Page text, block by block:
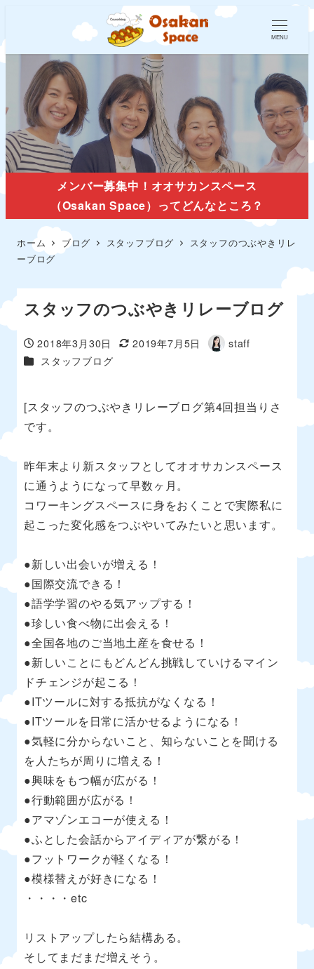
MENU
スタッフブログ
メンバー募集中！オオサカンスペース
（Osakan Space）ってどんなところ？
ホーム ブログ スタッフブログ
スタッフのつぶやきリレ
ーブログ
スタッフのつぶやきリレーブログ
投稿日
2018年3月30日
更新日
2019年7月5日
著
staff
カテゴリー
スタッフブログ
[スタッフのつぶやきリレーブログ第4回担当りさ
です。
昨年末より新スタッフとしてオオサカンスペース
に通うようになって早数ヶ月。
コワーキングスペースに身をおくことで実際私に
起こった変化感をつぶやいてみたいと思います。
●新しい出会いが増える！
●国際交流できる！
●語学学習のやる気アップする！
●珍しい食べ物に出会える！
●全国各地のご当地土産を食せる！
●新しいことにもどんどん挑戦していけるマイン
ドチェンジが起こる！
●ITツールに対する抵抗がなくなる！
●ITツールを日常に活かせるようになる！
●気軽に分からないこと、知らないことを聞ける
を人たちが周りに増える！
●興味をもつ幅が広がる！
●行動範囲が広がる！
●アマゾンエコーが使える！
●ふとした会話からアイディアが繋がる！
●フットワークが軽くなる！
●模様替えが好きになる！
・・・・etc
リストアップしたら結構ある。
そしてまだまだ増えそう。